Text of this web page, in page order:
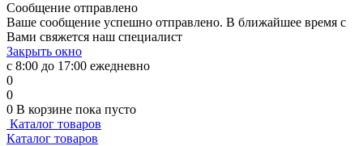
Сообщение отправлено
Ваше сообщение успешно отправлено. В ближайшее время с
Вами свяжется наш специалист
Закрыть окно
с 8:00 до 17:00 ежедневно
0
0
0 В корзине пока пусто
Каталог товаров
Каталог товаров